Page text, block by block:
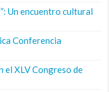
Un encuentro cultural
Conferencia
el XLV Congreso de